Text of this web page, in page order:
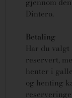
Dintero.
Betaling
Har du
reservert,
henter i
og henting